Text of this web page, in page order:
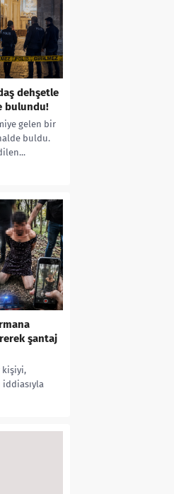
dehşetle
bulundu!
gelen bir
buldu.
şantaj
kişiyi,
iddiasıyla